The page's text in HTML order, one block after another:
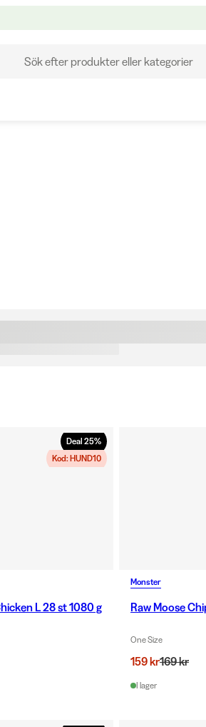
Sök efter produkter eller kategorier
Deal 25%
Kod: HUND10
L 28 st 1080 g
Monster
Raw Moose
One Size
159 kr169 kr
I lager